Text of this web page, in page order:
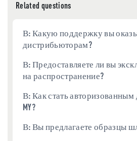
Related questions
В: Какую поддержку вы
дистрибьюторам?
В: Предоставляете ли вы
на распространение?
В: Как стать
MY?
В: Вы предлагаете образцы